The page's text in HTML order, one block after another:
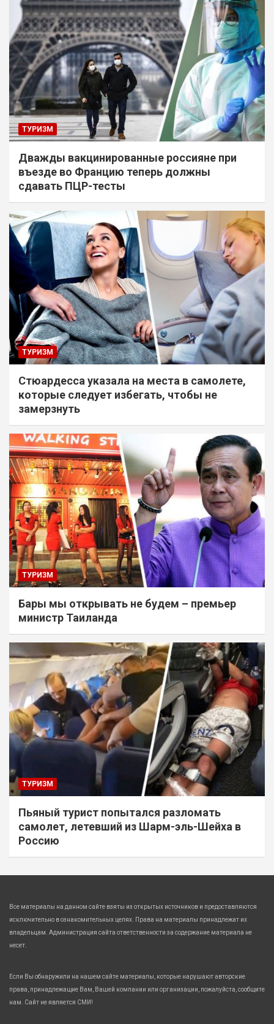
ТУРИЗМ
Дважды вакцинированные россияне при
въезде во Францию теперь должны
сдавать ПЦР-тесты
ТУРИЗМ
Стюардесса указала на места в самолете,
которые следует избегать, чтобы не
замерзнуть
ТУРИЗМ
Бары мы открывать не будем – премьер
министр Таиланда
ТУРИЗМ
Пьяный турист попытался разломать
самолет, летевший из Шарм-эль-Шейха в
Россию
Все материалы на данном сайте взяты из открытых источников и предоставляются
исключительно в ознакомительных целях. Права на материалы принадлежат их
владельцам. Администрация сайта ответственности за содержание материала не
несет.
Если Вы обнаружили на нашем сайте материалы, которые нарушают авторские
права, принадлежащие Вам, Вашей компании или организации, пожалуйста, сообщите
нам. Сайт не является СМИ!